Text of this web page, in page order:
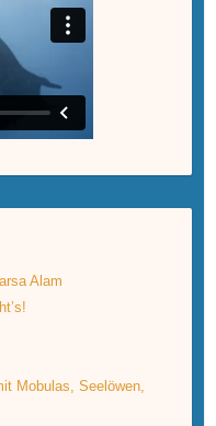
Alam
Mobulas, Seelöwen,